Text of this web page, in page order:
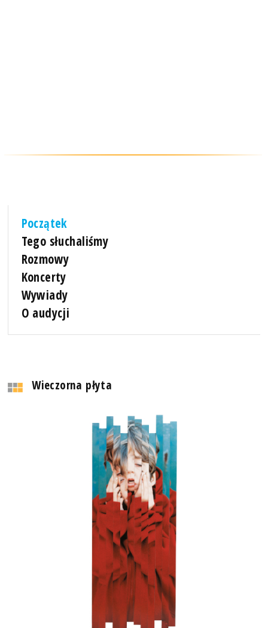
Początek
Tego słuchaliśmy
Rozmowy
Koncerty
Wywiady
O audycji
Wieczorna płyta